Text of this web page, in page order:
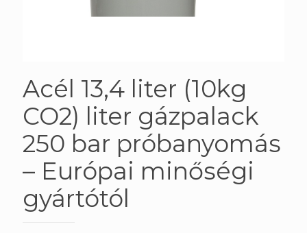
Acél 13,4 liter (10kg
CO2) liter gázpalack
250 bar próbanyomás
– Európai minőségi
gyártótól